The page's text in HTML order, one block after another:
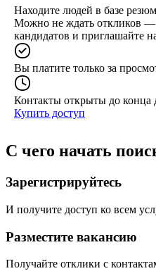
Находите людей в базе
Можно не ждать откликов —
кандидатов и приглашайте
Вы платите только за
Контакты открыты до конца
Купить доступ
С чего начать
Зарегистрируйтесь
И получите доступ ко всем
Разместите вакансию
Получайте отклики с